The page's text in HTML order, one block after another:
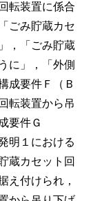
転装置に係合
ごみ貯蔵カセ
，「ごみ貯蔵
に」，「外側
成要件Ｆ（Ｂ
転装置から吊
要件Ｇ
明１における
蔵カセット回
え付けられ，